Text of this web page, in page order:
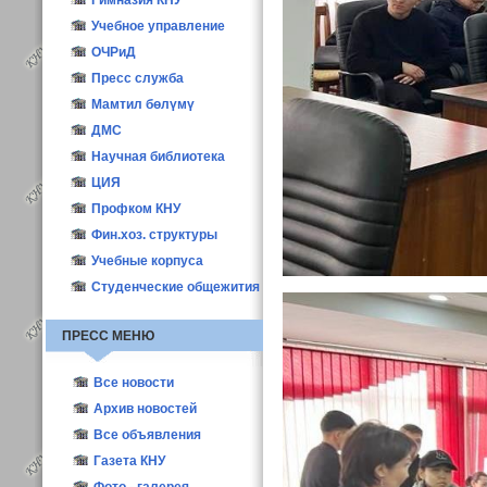
Учебное управление
ОЧРиД
Пресс служба
Мамтил бөлүмү
ДМС
Научная библиотека
ЦИЯ
Профком КНУ
Фин.хоз. структуры
Учебные корпуса
Студенческие общежития
ПРЕСС МЕНЮ
Все новости
Новости КНУ
Абитуриент-2021
Новости структур
Архив новостей
Все объявления
Газета КНУ